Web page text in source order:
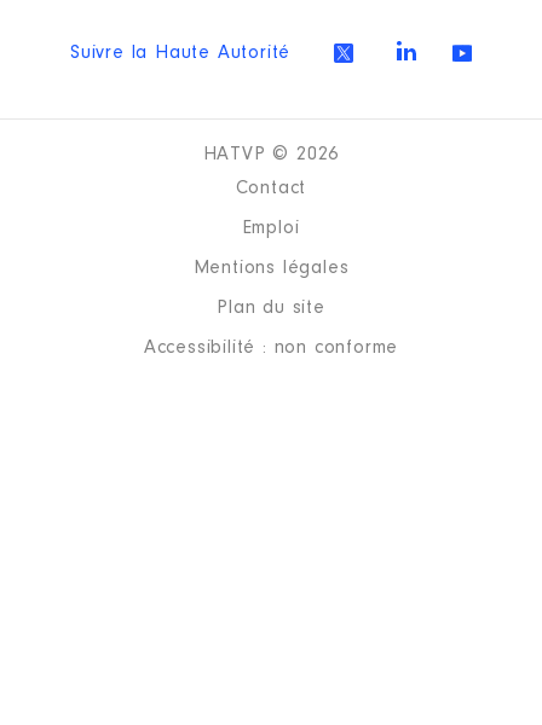
Suivre la Haute Autorité
HATVP © 2026
Contact
Emploi
Mentions légales
Plan du site
Accessibilité : non conforme